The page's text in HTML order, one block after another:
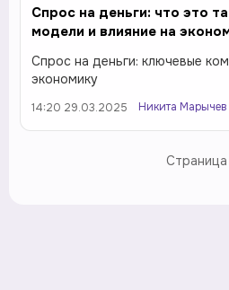
Спрос на деньги: что это
модели и влияние на
Спрос на деньги: ключевые
экономику
14:20 29.03.2025 Никита Марычев
Страница